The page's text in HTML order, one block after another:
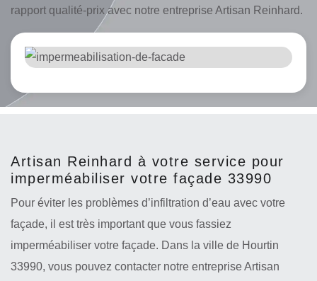
rapport qualité-prix avec notre entreprise Artisan Reinhard.
Artisan Reinhard à votre service pour
imperméabiliser votre façade 33990
Pour éviter les problèmes d’infiltration d’eau avec votre
façade, il est très important que vous fassiez
imperméabiliser votre façade. Dans la ville de Hourtin
33990, vous pouvez contacter notre entreprise Artisan